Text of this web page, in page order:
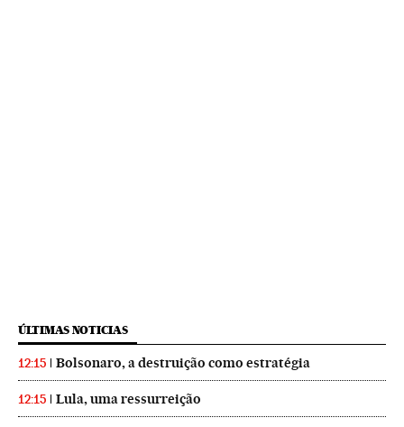
ÚLTIMAS NOTICIAS
12:15 Bolsonaro, a destruição como estratégia
12:15 Lula, uma ressurreição